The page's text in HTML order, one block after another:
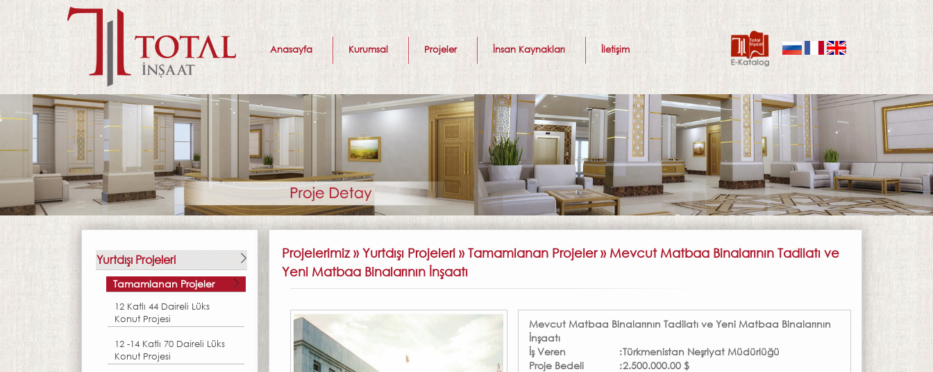
Anasayfa Kurumsal Projeler İnsan Kaynakları İletişim
Yurtdışı Projeleri
Tamamlanan Projeler
12 Katlı 44 Daireli Lüks
Konut Projesi
12 -14 Katlı 70 Daireli Lüks
Konut Projesi
Projelerimiz » Yurtdışı Projeleri » Tamamlanan Projeler » Mevcut Matbaa Binalarının Tadilatı ve
Yeni Matbaa Binalarının İnşaatı
Mevcut Matbaa Binalarının Tadilatı ve Yeni Matbaa Binalarının
İnşaatı
İş Veren
:Türkmenistan Neşriyat Müdürlüğü
Proje Bedeli
:2.500.000.00 $